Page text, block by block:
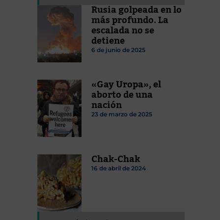
Rusia golpeada en lo
más profundo. La
escalada no se
detiene
6 de junio de 2025
«Gay Uropa», el
aborto de una
nación
23 de marzo de 2025
Chak-Chak
16 de abril de 2024